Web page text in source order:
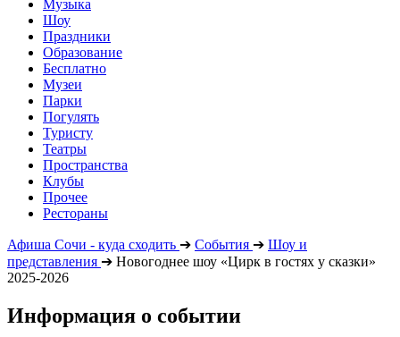
Музыка
Шоу
Праздники
Образование
Бесплатно
Музеи
Парки
Погулять
Туристу
Театры
Пространства
Клубы
Прочее
Рестораны
Афиша Сочи - куда сходить ➔ События ➔ Шоу и
представления ➔ Новогоднее шоу «Цирк в гостях у сказки»
2025-2026
Информация о событии